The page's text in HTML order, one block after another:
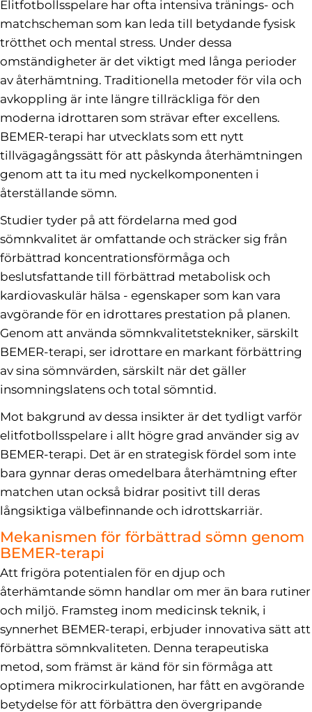
Elitfotbollsspelare har ofta intensiva tränings- och
matchscheman som kan leda till betydande fysisk
trötthet och mental stress. Under dessa
omständigheter är det viktigt med långa perioder
av återhämtning. Traditionella metoder för vila och
avkoppling är inte längre tillräckliga för den
moderna idrottaren som strävar efter excellens.
BEMER-terapi har utvecklats som ett nytt
tillvägagångssätt för att påskynda återhämtningen
genom att ta itu med nyckelkomponenten i
återställande sömn.
Studier tyder på att fördelarna med god
sömnkvalitet är omfattande och sträcker sig från
förbättrad koncentrationsförmåga och
beslutsfattande till förbättrad metabolisk och
kardiovaskulär hälsa - egenskaper som kan vara
avgörande för en idrottares prestation på planen.
Genom att använda sömnkvalitetstekniker, särskilt
BEMER-terapi, ser idrottare en markant förbättring
av sina sömnvärden, särskilt när det gäller
insomningslatens och total sömntid.
Mot bakgrund av dessa insikter är det tydligt varför
elitfotbollsspelare i allt högre grad använder sig av
BEMER-terapi. Det är en strategisk fördel som inte
bara gynnar deras omedelbara återhämtning efter
matchen utan också bidrar positivt till deras
långsiktiga välbefinnande och idrottskarriär.
Mekanismen för förbättrad sömn genom
BEMER-terapi
Att frigöra potentialen för en djup och
återhämtande sömn handlar om mer än bara rutiner
och miljö. Framsteg inom medicinsk teknik, i
synnerhet BEMER-terapi, erbjuder innovativa sätt att
förbättra sömnkvaliteten. Denna terapeutiska
metod, som främst är känd för sin förmåga att
optimera mikrocirkulationen, har fått en avgörande
betydelse för att förbättra den övergripande